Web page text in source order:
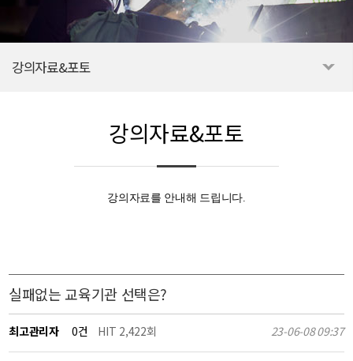
강의자료&포토
강의자료&포토
강의자료를 안내해 드립니다.
실패없는 교육기관 선택은?
최고관리자 0건 HIT 2,422회 23-06-08 09:37